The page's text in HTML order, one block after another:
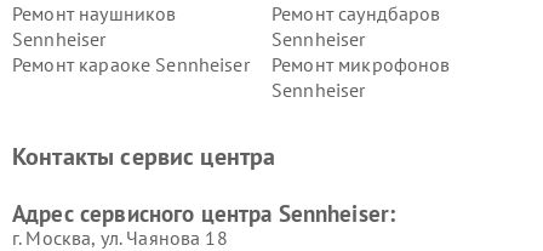
Ремонт наушников
Sennheiser
Ремонт саундбаров
Sennheiser
Ремонт караоке Sennheiser
Ремонт микрофонов
Sennheiser
Контакты сервис центра
Адрес сервисного центра Sennheiser:
г. Москва, ул. Чаянова 18